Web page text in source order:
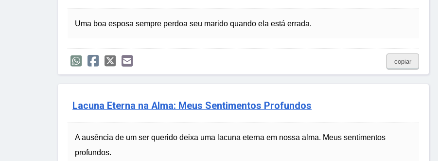
Uma boa esposa sempre perdoa seu marido quando ela está errada.
copiar
Lacuna Eterna na Alma: Meus Sentimentos Profundos
A ausência de um ser querido deixa uma lacuna eterna em nossa alma. Meus sentimentos
profundos.